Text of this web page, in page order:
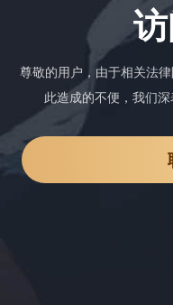
尊敬的用户，由于相关法
此造成的不便，我们